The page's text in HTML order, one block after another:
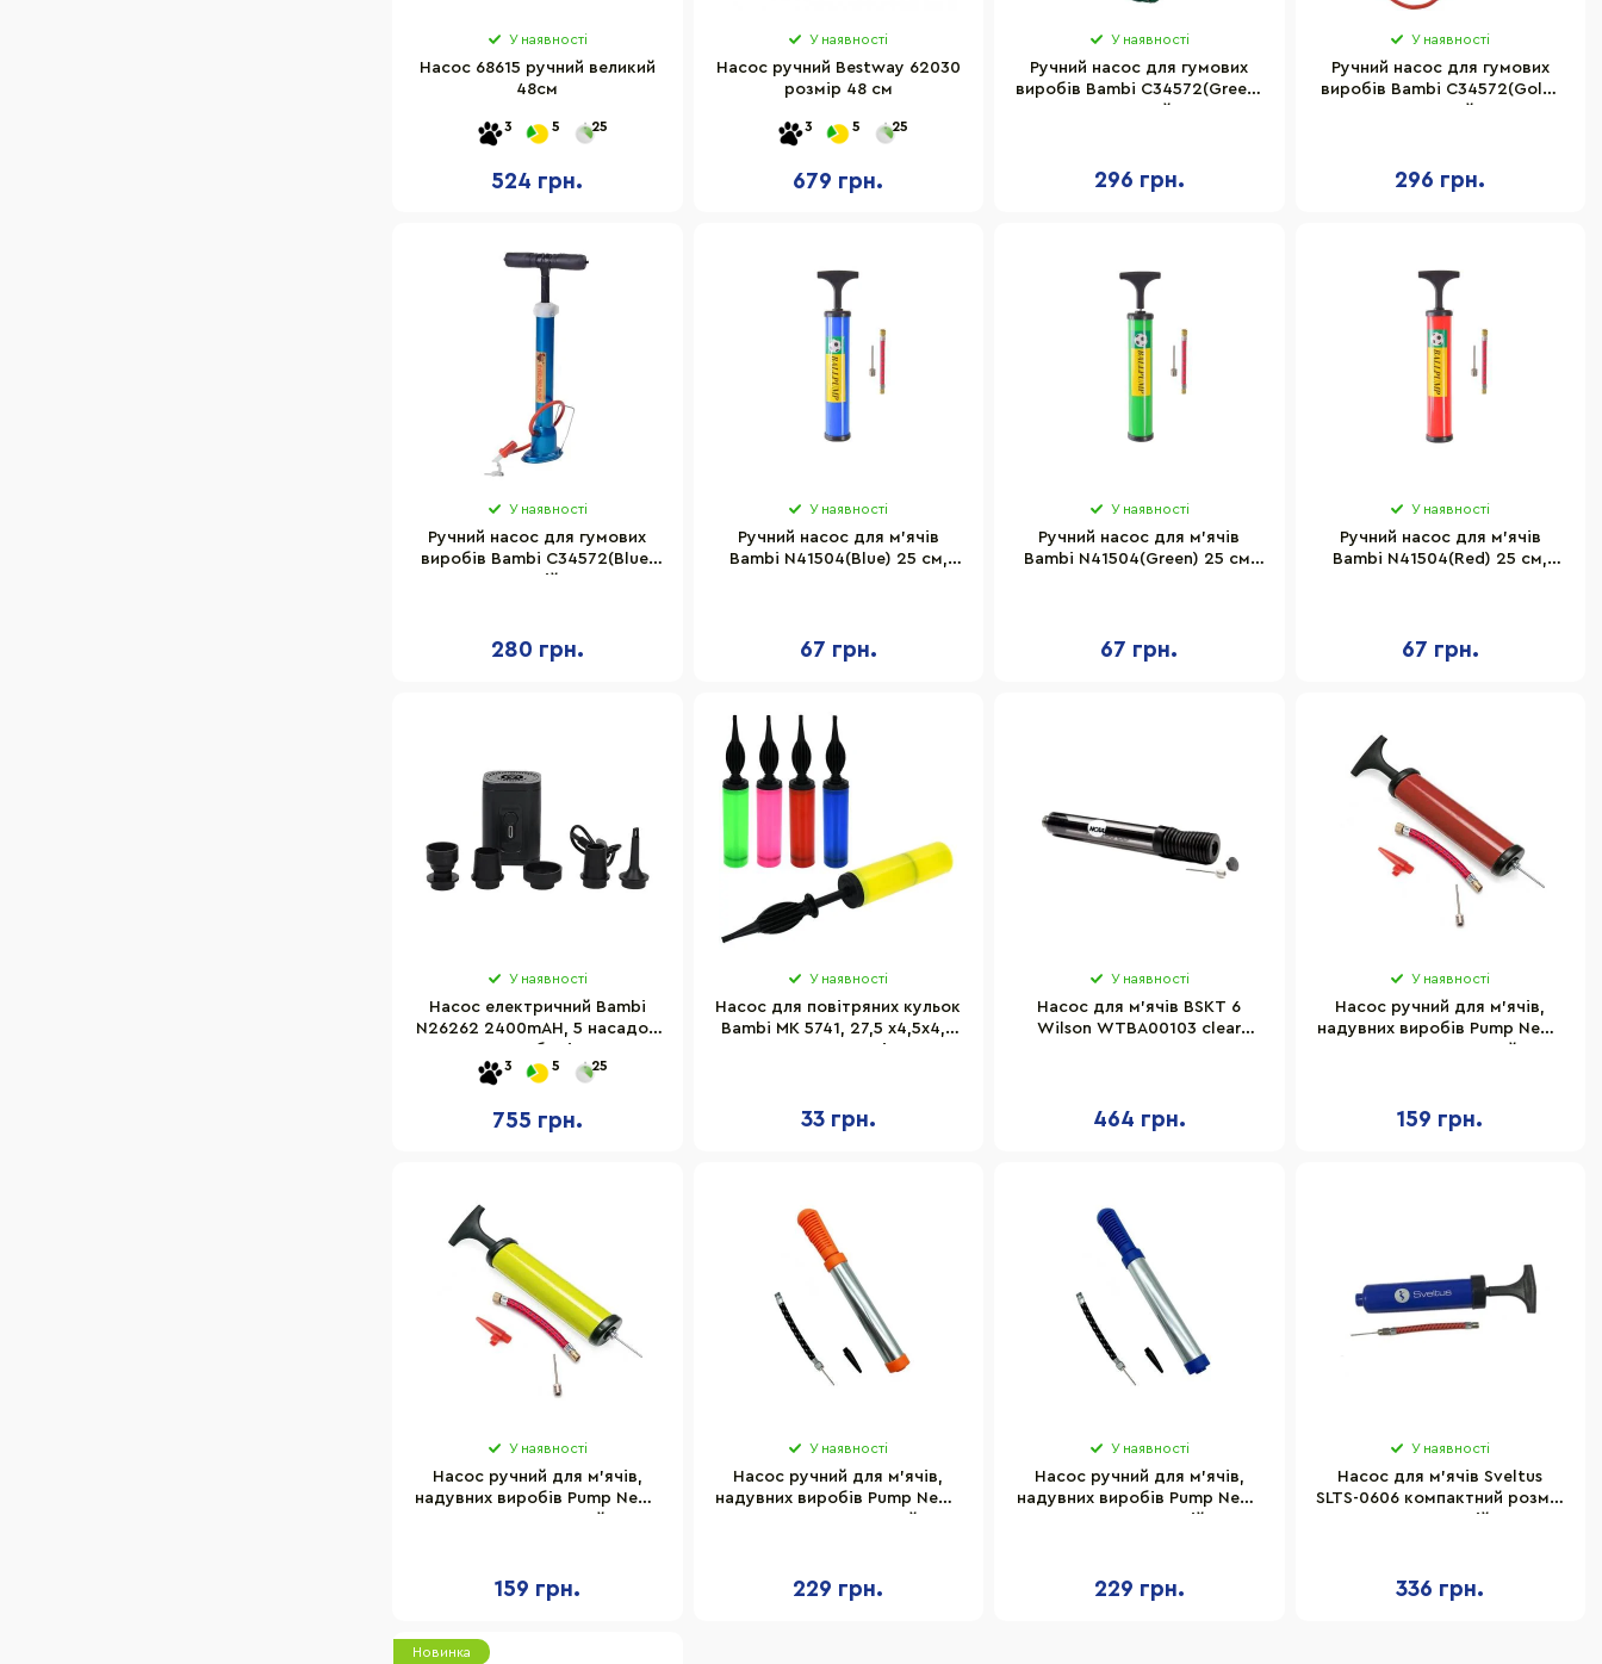
У наявності
Насос 68615 ручний великий
48см
3 5 25
524 грн.
У наявності
Насос ручний Bestway 62030
розмір 48 см
3 5 25
679 грн.
У наявності
Ручний насос для гумових
виробів Bambi С34572(Green)
296 грн.
У наявності
Ручний насос для гумових
виробів Bambi С34572(Gold)
296 грн.
У наявності
Ручний насос для гумових
виробів Bambi С34572(Blue)
280 грн.
У наявності
Ручний насос для м'ячів
Bambi N41504(Blue) 25 см,
67 грн.
У наявності
Ручний насос для м'ячів
Bambi N41504(Green) 25 см,
67 грн.
У наявності
Ручний насос для м'ячів
Bambi N41504(Red) 25 см,
67 грн.
У наявності
Насос електричний Bambi
N26262 2400mAH, 5 насадок
3 5 25
755 грн.
У наявності
Насос для повітряних кульок
Bambi MK 5741, 27,5 х4,5х4,5
33 грн.
У наявності
Насос для м'ячів BSKT 6
Wilson WTBA00103 clear
464 грн.
У наявності
Насос ручний для м'ячів,
надувних виробів Pump Newt
159 грн.
У наявності
Насос ручний для м'ячів,
надувних виробів Pump Newt
159 грн.
У наявності
Насос ручний для м'ячів,
надувних виробів Pump Newt
229 грн.
У наявності
Насос ручний для м'ячів,
надувних виробів Pump Newt
229 грн.
У наявності
Насос для м'ячів Sveltus
SLTS-0606 компактний розмір
336 грн.
Новинка